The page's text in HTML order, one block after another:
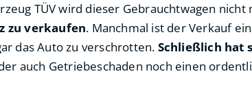
TÜV wird dieser Gebrauchtwagen
zu verkaufen. Manchmal ist der Verkauf
das Auto zu verschrotten. Schließlich hat
auch Getriebeschaden noch einen